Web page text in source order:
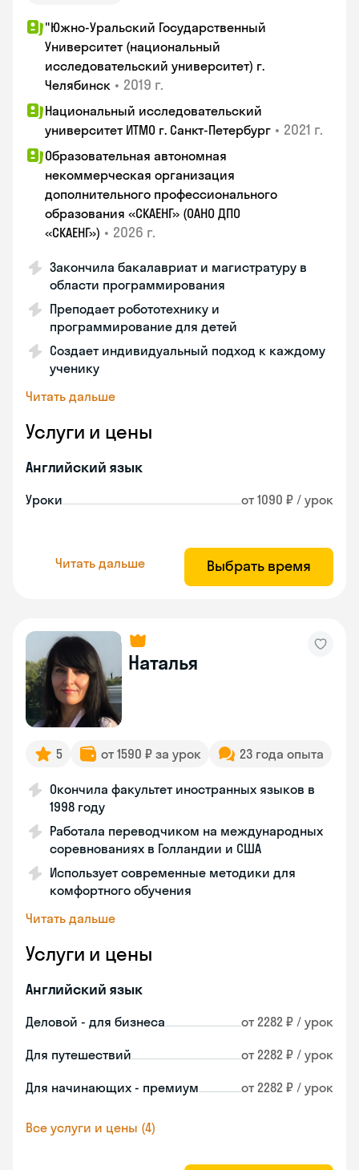
"Южно-Уральский Государственный
Университет (национальный
исследовательский университет) г.
Челябинск • 2019 г.
Национальный исследовательский
университет ИТМО г. Санкт-Петербург • 2021 г.
Образовательная автономная
некоммерческая организация
дополнительного профессионального
образования «СКАЕНГ» (ОАНО ДПО
«СКАЕНГ») • 2026 г.
Закончила бакалавриат и магистратуру в
области программирования
Преподает робототехнику и
программирование для детей
Создает индивидуальный подход к каждому
ученику
Читать дальше
Услуги и цены
Английский язык
Уроки от 1090 ₽ / урок
Читать дальше Выбрать время
Наталья
5 от 1590 ₽ за урок 23 года опыта
Окончила факультет иностранных языков в
1998 году
Работала переводчиком на международных
соревнованиях в Голландии и США
Использует современные методики для
комфортного обучения
Читать дальше
Услуги и цены
Английский язык
Деловой - для бизнеса от 2282 ₽ / урок
Для путешествий от 2282 ₽ / урок
Для начинающих - премиум от 2282 ₽ / урок
Все услуги и цены (4)